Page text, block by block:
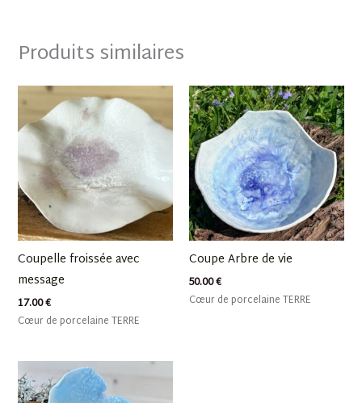
Produits similaires
Coupelle froissée avec
message
17.00€
Cœur de porcelaine TERRE
Coupe Arbre de vie
50.00€
Cœur de porcelaine TERRE